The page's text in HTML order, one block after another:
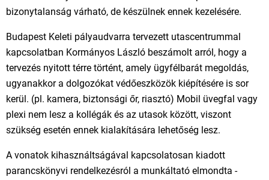
bizonytalanság várható, de készülnek ennek kezelésére.
Budapest Keleti pályaudvarra tervezett utascentrummal
kapcsolatban Kormányos László beszámolt arról, hogy a
tervezés nyitott térre történt, amely ügyfélbarát megoldás,
ugyanakkor a dolgozókat védőeszközök kiépítésére is sor
kerül. (pl. kamera, biztonsági őr, riasztó) Mobil üvegfal vagy
plexi nem lesz a kollégák és az utasok között, viszont
szükség esetén ennek kialakítására lehetőség lesz.
A vonatok kihasználtságával kapcsolatosan kiadott
parancskönyvi rendelkezésról a munkáltató elmondta -